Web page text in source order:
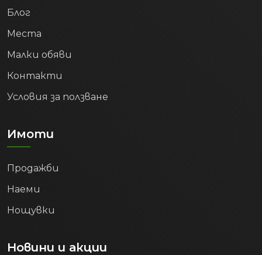
Блог
Места
Малки обяви
Контакти
Условия за ползване
Имоти
Продажби
Наеми
Нощувки
Новини и акции